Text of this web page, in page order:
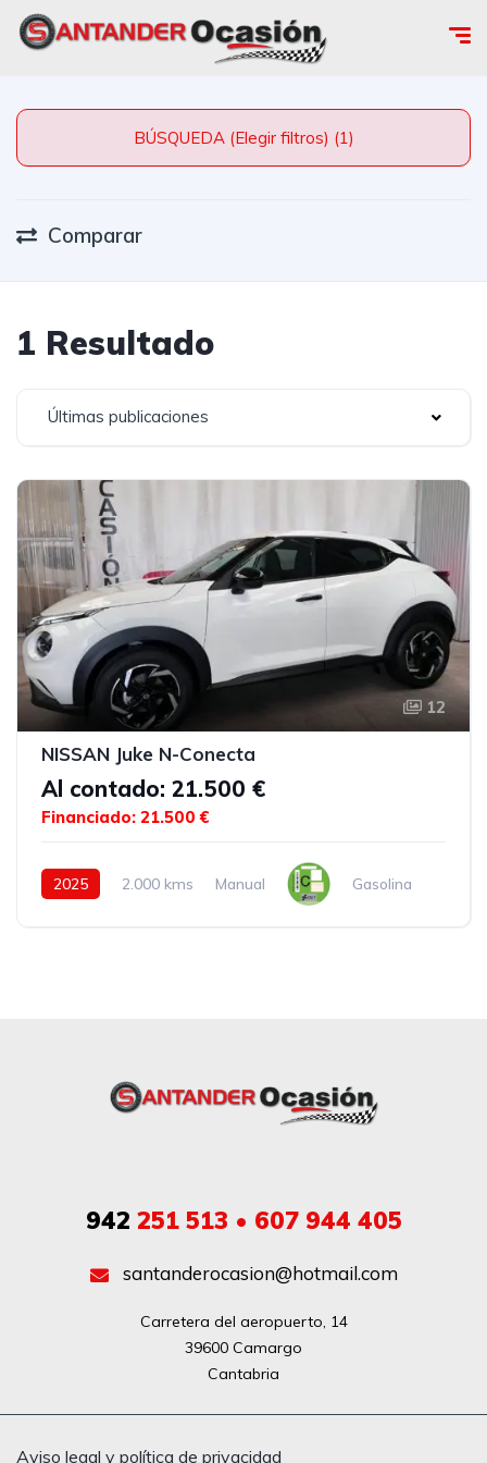
BÚSQUEDA (Elegir filtros) (1)
Comparar
1 Resultado
Últimas publicaciones
12
NISSAN Juke N-Conecta
Al contado: 21.500 €
Financiado: 21.500 €
2025 2.000 kms Manual Gasolina
942 251 513 • 607 944 405
santanderocasion@hotmail.com
Carretera del aeropuerto, 14
39600 Camargo
Cantabria
Aviso legal y política de privacidad